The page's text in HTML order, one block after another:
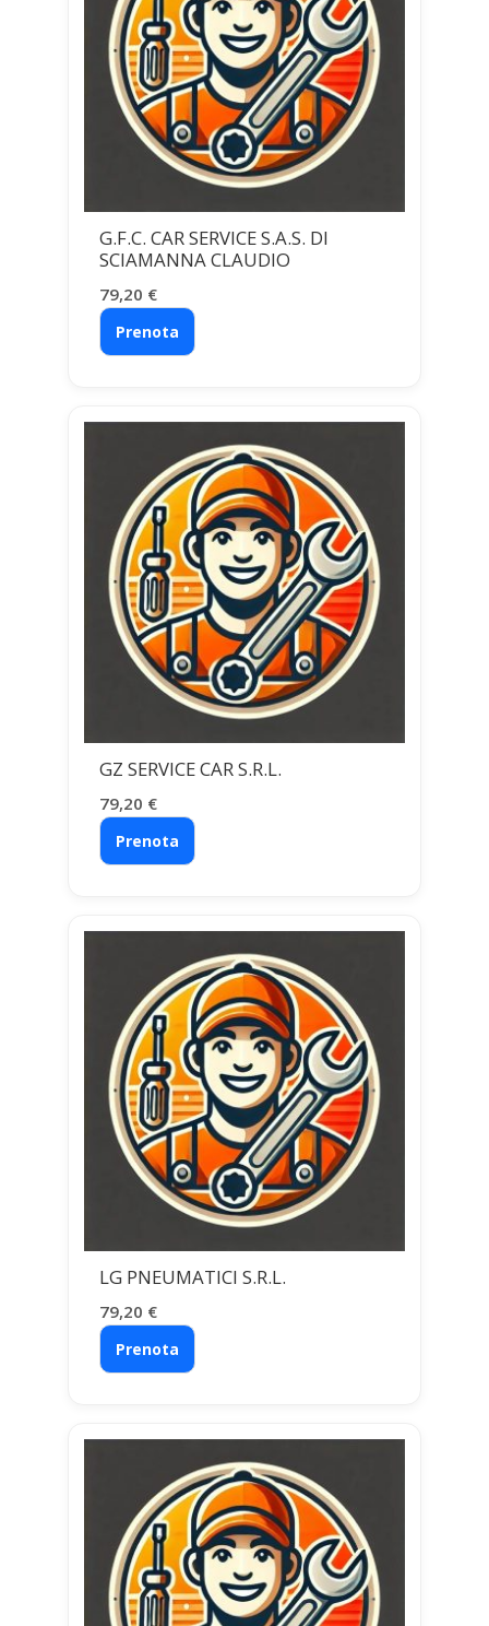
G.F.C. CAR SERVICE S.A.S. DI
SCIAMANNA CLAUDIO
79,20 €
Prenota
GZ SERVICE CAR S.R.L.
79,20 €
Prenota
LG PNEUMATICI S.R.L.
79,20 €
Prenota